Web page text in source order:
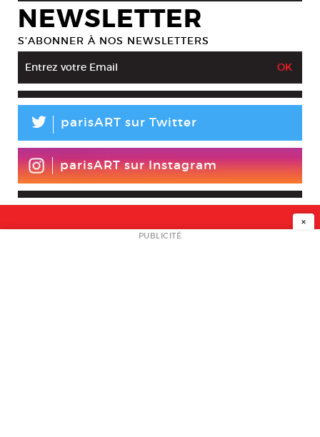
NEWSLETTER
S’ABONNER À NOS NEWSLETTERS
L parisART sur Twitter
parisART sur Instagram
NEWSLETTER
×
PUBLICITÉ